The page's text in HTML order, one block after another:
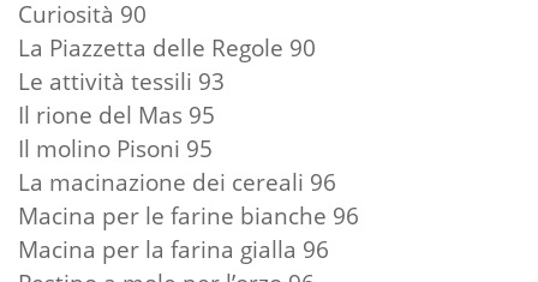
Curiosità 90
La Piazzetta delle Regole 90
Le attività tessili 93
Il rione del Mas 95
Il molino Pisoni 95
La macinazione dei cereali 96
Macina per le farine bianche 96
Macina per la farina gialla 96